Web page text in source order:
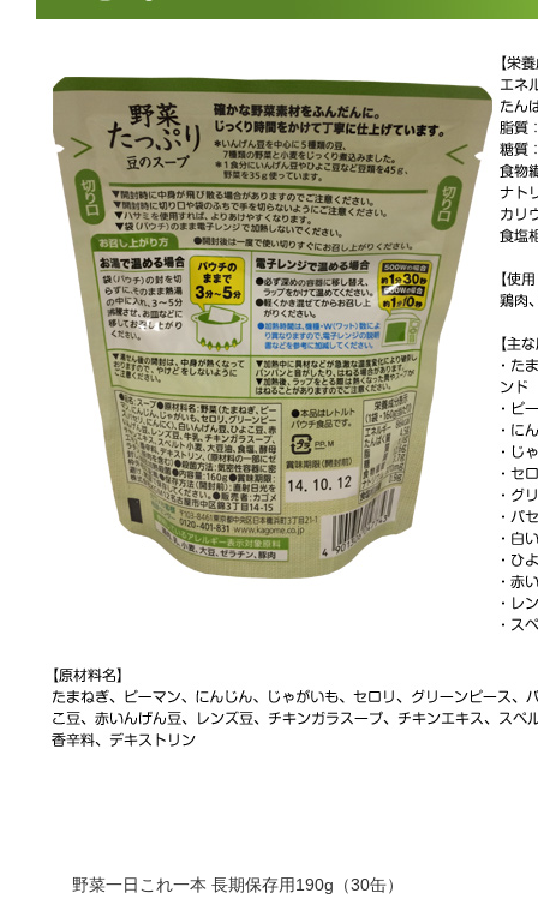
野菜一日これ一本 長期保存用190g（30缶）